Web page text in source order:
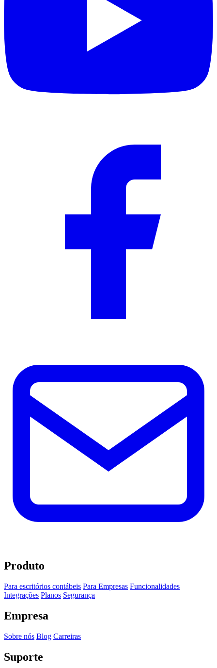
Produto
Para escritórios contábeis Para Empresas Funcionalidades
Integrações Planos Segurança
Empresa
Sobre nós Blog Carreiras
Suporte